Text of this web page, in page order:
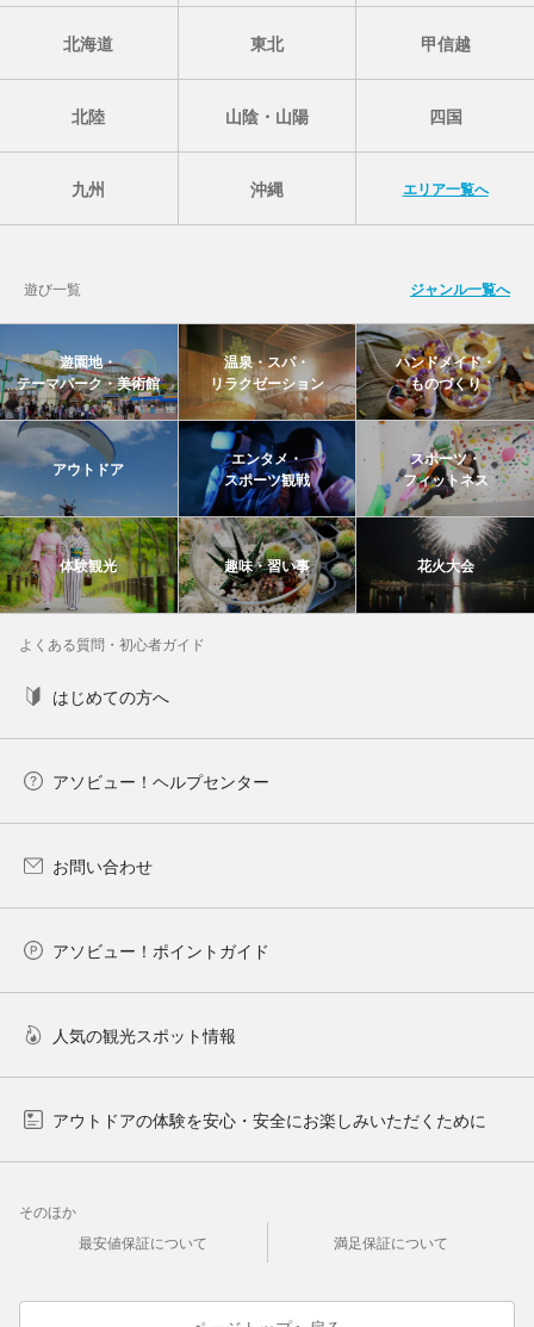
北海道 東北 甲信越
北陸 山陰・山陽 四国
九州 沖縄 エリア一覧へ
遊び一覧 ジャンル一覧へ
遊園地・
テーマパーク・美術館
温泉・スパ・
リラクゼーション
ハンドメイド・
ものづくり
アウトドア
エンタメ・
スポーツ観戦
スポーツ・
フィットネス
体験観光 趣味・習い事 花火大会
よくある質問・初心者ガイド
はじめての方へ
アソビュー！ヘルプセンター
お問い合わせ
アソビュー！ポイントガイド
人気の観光スポット情報
アウトドアの体験を安心・安全にお楽しみいただくために
そのほか
最安値保証について
満足保証について